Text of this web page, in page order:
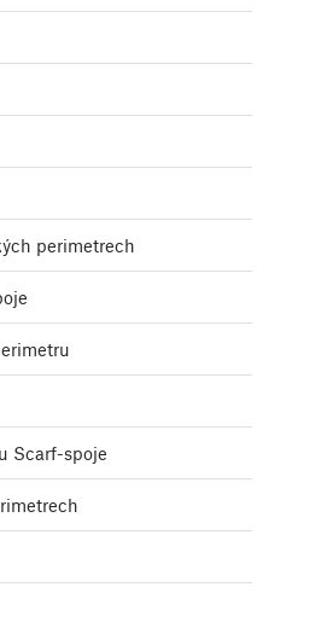
perimetrech
Scarf-spoje